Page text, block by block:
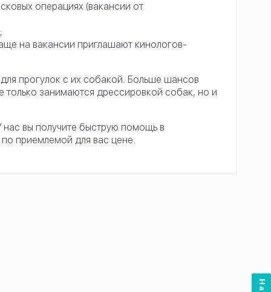
операциях (вакансии от
на вакансии приглашают кинологов-
прогулок с их собакой. Больше шансов
только занимаются дрессировкой собак, но и
вы получите быструю помощь в
приемлемой для вас цене.